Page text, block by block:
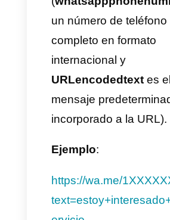
en los enlaces
por cuál tipo de
cliente.
Primer mensaje